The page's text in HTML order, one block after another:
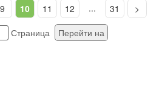
9 10 11 12 ... 31
>
Страница Перейти на